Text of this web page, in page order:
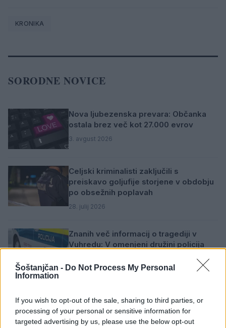
Šoštanjčan - Do Not Process My Personal
Information
If you wish to opt-out of the sale, sharing to third parties, or
processing of your personal or sensitive information for
targeted advertising by us, please use the below opt-out
KRONIKA
SORODNE NOVICE
Nova ljubezenska prevara: Občanka
ostala brez več kot 27.000 evrov
3. avgust 2026
Celjski kriminalisti zaključili s
preiskavo goljufije storjene v obdobju
po obsežnih poplavah
28. julij 2026
Znanih več informacij o tragediji v
Vuhredu: V omenjeni družini policija
20. julij 2026
Tragedija v Vuhredu: Po umoru 36-
letne ženske policija intenzivno išče
osumljenca